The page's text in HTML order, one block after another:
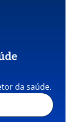
da saúde.